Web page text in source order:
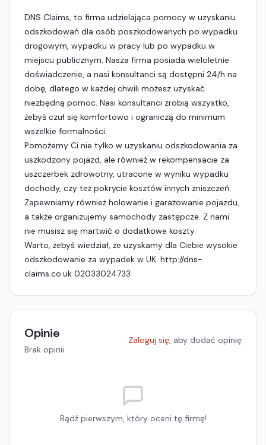
DNS Claims, to firma udzielająca pomocy w uzyskaniu
odszkodowań dla osób poszkodowanych po wypadku
drogowym, wypadku w pracy lub po wypadku w
miejscu publicznym. Nasza firma posiada wieloletnie
doświadczenie, a nasi konsultanci są dostępni 24/h na
dobę, dlatego w każdej chwili możesz uzyskać
niezbędną pomoc. Nasi konsultanci zrobią wszystko,
żebyś czuł się komfortowo i ograniczą do minimum
wszelkie formalności.
Pomożemy Ci nie tylko w uzyskaniu odszkodowania za
uszkodzony pojazd, ale również w rekompensacie za
uszczerbek zdrowotny, utracone w wyniku wypadku
dochody, czy też pokrycie kosztów innych zniszczeń.
Zapewniamy również holowanie i garażowanie pojazdu,
a także organizujemy samochody zastępcze. Z nami
nie musisz się martwić o dodatkowe koszty.
Warto, żebyś wiedział, że uzyskamy dla Ciebie wysokie
odszkodowanie za wypadek w UK. http://dns-
claims.co.uk 02033024733
Opinie
Brak opinii
Zaloguj się, aby dodać opinię
Bądź pierwszym, który oceni tę firmę!